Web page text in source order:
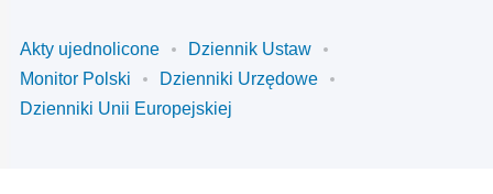
Akty ujednolicone
Dziennik Ustaw
Monitor Polski
Dzienniki Urzędowe
Dzienniki Unii Europejskiej